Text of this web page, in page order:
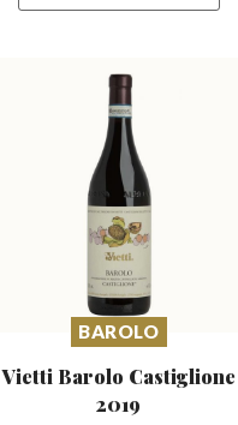
BAROLO
Vietti Barolo Castiglione
2019